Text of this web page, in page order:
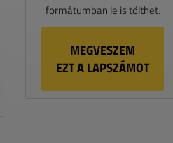
formátumban le is tölthet.
MEGVESZEM
EZT A LAPSZÁMOT